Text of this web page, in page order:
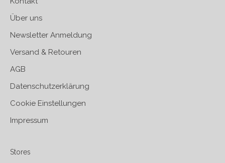
Über uns
Newsletter Anmeldung
Versand & Retouren
AGB
Datenschutzerklärung
Cookie Einstellungen
Impressum
Stores